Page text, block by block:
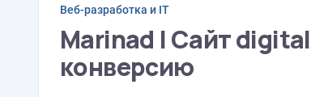
Веб-разработка и IT
Marinad | Сайт
конверсию